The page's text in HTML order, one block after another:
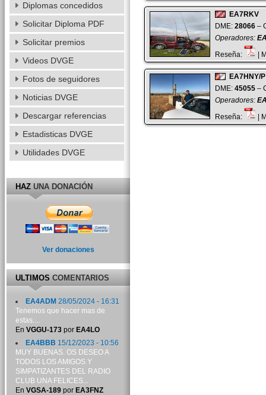
EA7RKV
DME: 28066–
Operadores:
Reseña:
|
EA7HNY/P
DME: 45055–
Operadores:
Reseña:
|
Diplomas concedidos
Solicitar Diploma PDF
Solicitar premios
Videos DVGE
Fotos de seguidores
Noticias DVGE
Descargar referencias
Estadisticas DVGE
Utilidades DVGE
HAZUNA DONACIÓN
Ver donaciones
ULTIMOSCOMENTARIOS
EA4ADM 28/05/2024 - 16:31
Tenemos que hacer mas de
estas....
En VGGU-173por EA4LO
EA4BBB 15/12/2023 - 10:56
MUY BUENAS. OS DESEO A
TODOS LOS AMIGOS Y
SIMPATIZANTES DEL RADIO
CLUB UNA FELICES...
En VGSA-189por EA3FNZ